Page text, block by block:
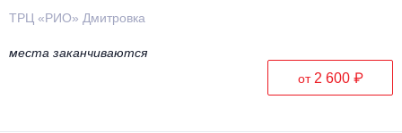
ТРЦ «РИО» Дмитровка
места заканчиваются
от 2 600 ₽